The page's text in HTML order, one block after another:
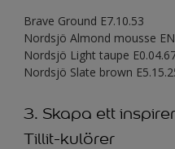
Brave Ground E7.10.53
Nordsjö Almond mousse
Nordsjö Light taupe
Nordsjö Slate brown
3. Skapa ett
Tillit-kulörer